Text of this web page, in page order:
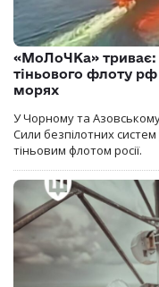
«МоЛоЧКа» триває:
тіньового флоту
морях
У Чорному та
Сили безпілотних
тіньовим флотом росії.